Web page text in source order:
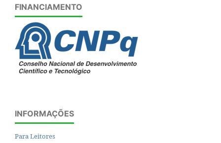
FINANCIAMENTO
INFORMAÇÕES
Para Leitores